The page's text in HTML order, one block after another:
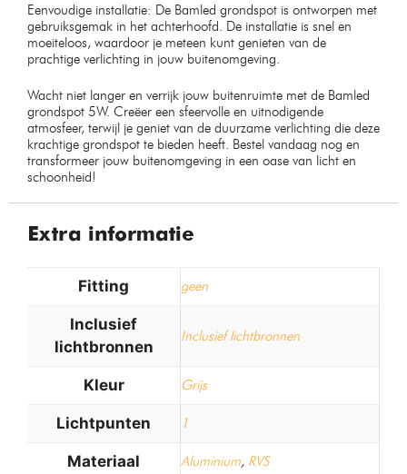
Eenvoudige installatie: De Bamled grondspot is ontworpen met
gebruiksgemak in het achterhoofd. De installatie is snel en
moeiteloos, waardoor je meteen kunt genieten van de
prachtige verlichting in jouw buitenomgeving.
Wacht niet langer en verrijk jouw buitenruimte met de Bamled
grondspot 5W. Creëer een sfeervolle en uitnodigende
atmosfeer, terwijl je geniet van de duurzame verlichting die deze
krachtige grondspot te bieden heeft. Bestel vandaag nog en
transformeer jouw buitenomgeving in een oase van licht en
schoonheid!
Extra informatie
Fitting geen
Inclusief
lichtbronnen
Inclusief lichtbronnen
Kleur Grijs
Lichtpunten 1
Materiaal Aluminium, RVS